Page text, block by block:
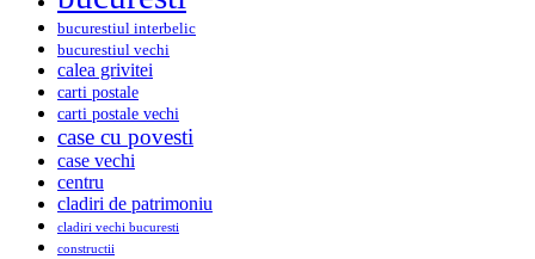
bucurestiul interbelic
bucurestiul vechi
calea grivitei
carti postale
carti postale vechi
case cu povesti
case vechi
centru
cladiri de patrimoniu
cladiri vechi bucuresti
constructii